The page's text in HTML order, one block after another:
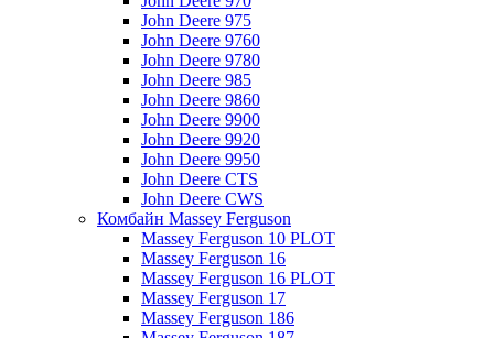
John Deere 975
John Deere 9760
John Deere 9780
John Deere 985
John Deere 9860
John Deere 9900
John Deere 9920
John Deere 9950
John Deere CTS
John Deere CWS
Комбайн Massey Ferguson
Massey Ferguson 10 PLOT
Massey Ferguson 16
Massey Ferguson 16 PLOT
Massey Ferguson 17
Massey Ferguson 186